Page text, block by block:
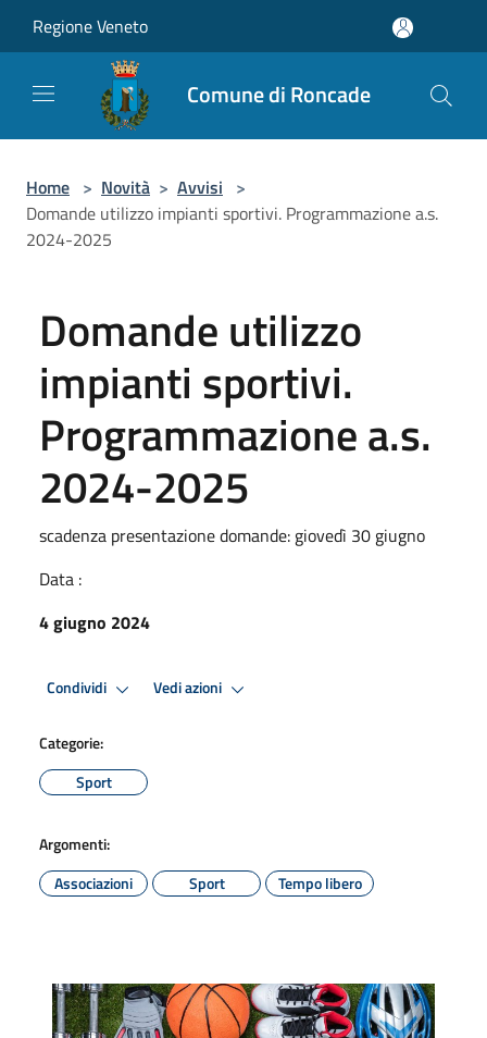
Regione Veneto
Comune di Roncade
Home > Novità > Avvisi >
Domande utilizzo impianti sportivi. Programmazione a.s.
2024-2025
Domande utilizzo
impianti sportivi.
Programmazione a.s.
2024-2025
scadenza presentazione domande: giovedì 30 giugno
Data :
4 giugno 2024
Condividi Vedi azioni
Categorie:
Sport
Argomenti:
Associazioni
Sport Tempo libero